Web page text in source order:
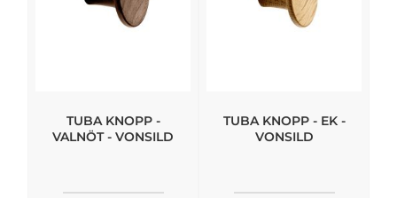
TUBA KNOPP -
VALNÖT - VONSILD
TUBA KNOPP - EK -
VONSILD